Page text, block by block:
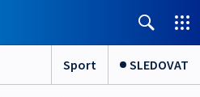
Sport SLEDOVAT